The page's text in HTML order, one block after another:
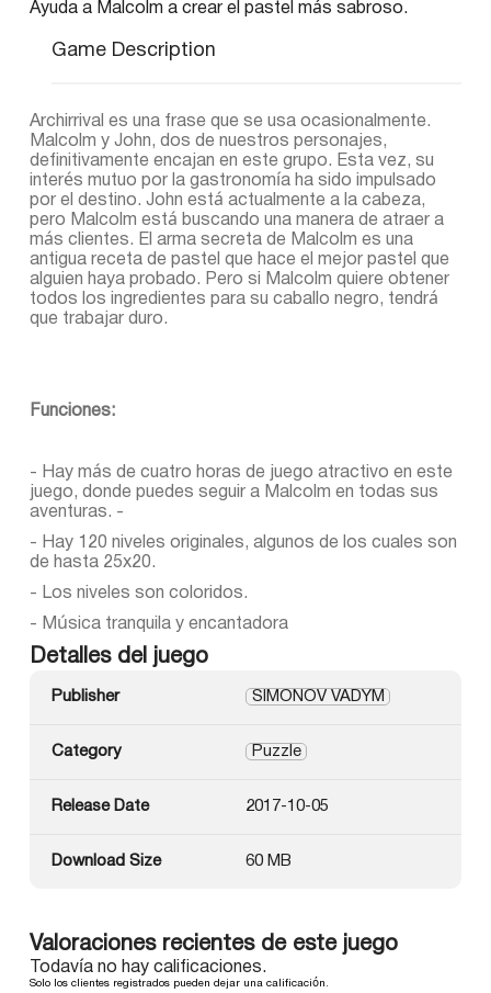
Ayuda a Malcolm a crear el pastel más sabroso.
Game Description
Archirrival es una frase que se usa ocasionalmente.
Malcolm y John, dos de nuestros personajes,
definitivamente encajan en este grupo. Esta vez, su
interés mutuo por la gastronomía ha sido impulsado
por el destino. John está actualmente a la cabeza,
pero Malcolm está buscando una manera de atraer a
más clientes. El arma secreta de Malcolm es una
antigua receta de pastel que hace el mejor pastel que
alguien haya probado. Pero si Malcolm quiere obtener
todos los ingredientes para su caballo negro, tendrá
que trabajar duro.
Funciones:
- Hay más de cuatro horas de juego atractivo en este
juego, donde puedes seguir a Malcolm en todas sus
aventuras. -
- Hay 120 niveles originales, algunos de los cuales son
de hasta 25x20.
- Los niveles son coloridos.
- Música tranquila y encantadora
Detalles del juego
Publisher SIMONOV VADYM
Category Puzzle
Release Date 2017-10-05
Download Size 60 MB
Valoraciones recientes de este juego
Todavía no hay calificaciones.
Solo los clientes registrados pueden dejar una calificación.